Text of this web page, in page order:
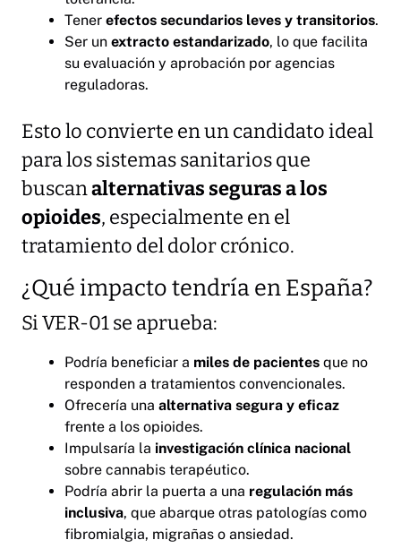
Tener efectos secundarios leves y transitorios.
Ser un extracto estandarizado, lo que facilita
su evaluación y aprobación por agencias
reguladoras.
Esto lo convierte en un candidato ideal
para los sistemas sanitarios que
buscanalternativas seguras a los
opioides, especialmente en el
tratamiento del dolor crónico.
¿Qué impacto tendría en España?
Si VER-01 se aprueba:
Podría beneficiar a miles de pacientes que no
responden a tratamientos convencionales.
Ofrecería una alternativa segura y eficaz
frente a los opioides.
Impulsaría la investigación clínica nacional
sobre cannabis terapéutico.
Podría abrir la puerta a una regulación más
inclusiva, que abarque otras patologías como
fibromialgia, migrañas o ansiedad.